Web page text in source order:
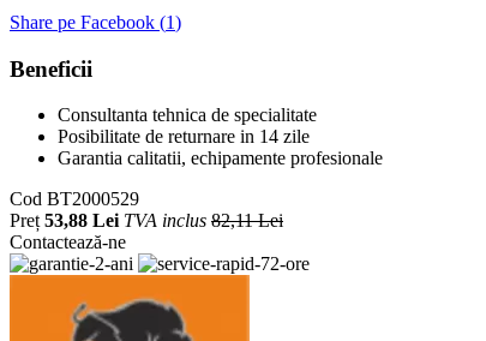
Share pe Facebook (1)
Beneficii
Consultanta tehnica de specialitate
Posibilitate de returnare in 14 zile
Garantia calitatii, echipamente profesionale
Cod BT2000529
Preț 53,88 Lei TVA inclus 82,11 Lei
Contactează-ne